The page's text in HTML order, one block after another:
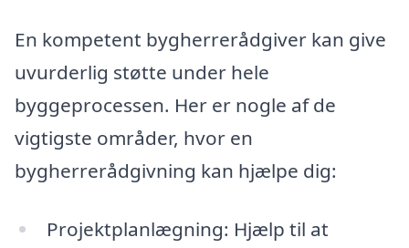
En kompetent bygherrerådgiver kan give
uvurderlig støtte under hele
byggeprocessen. Her er nogle af de
vigtigste områder, hvor en
bygherrerådgivning kan hjælpe dig:
Projektplanlægning: Hjælp til at